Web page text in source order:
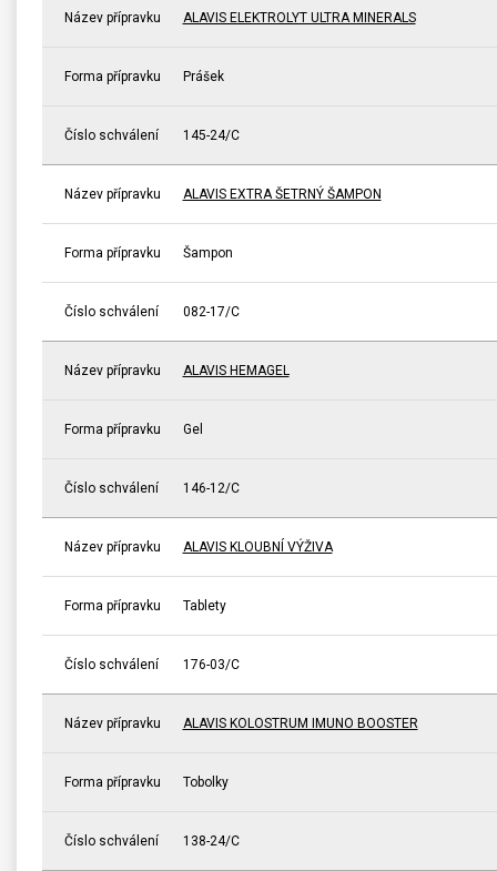
Název přípravku ALAVIS ELEKTROLYT ULTRA MINERALS
Forma přípravku Prášek
Číslo schválení 145-24/C
Název přípravku ALAVIS EXTRA ŠETRNÝ ŠAMPON
Forma přípravku Šampon
Číslo schválení 082-17/C
Název přípravku ALAVIS HEMAGEL
Forma přípravku Gel
Číslo schválení 146-12/C
Název přípravku ALAVIS KLOUBNÍ VÝŽIVA
Forma přípravku Tablety
Číslo schválení 176-03/C
Název přípravku ALAVIS KOLOSTRUM IMUNO BOOSTER
Forma přípravku Tobolky
Číslo schválení 138-24/C